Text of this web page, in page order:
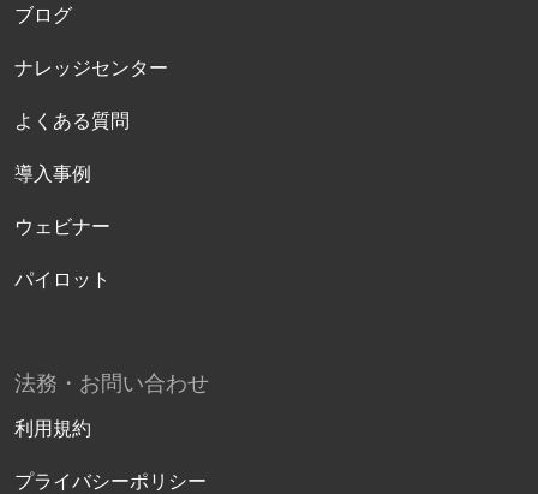
ブログ
ナレッジセンター
よくある質問
導入事例
ウェビナー
パイロット
法務・お問い合わせ
利用規約
プライバシーポリシー